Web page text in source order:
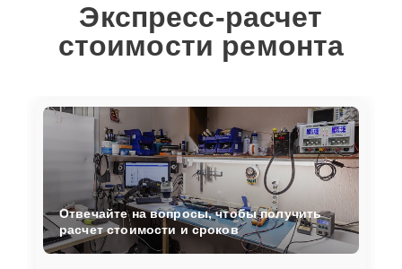
Экспресс-расчет
стоимости ремонта
Отвечайте на вопросы, чтобы получить
расчет стоимости и сроков